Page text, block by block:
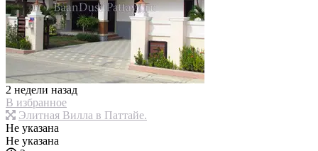
2 недели назад
В избранное
Элитная Вилла в Паттайе.
Не указана
Не указана